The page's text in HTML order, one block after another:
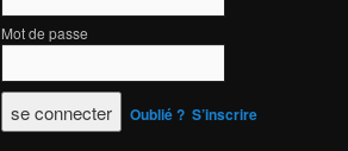
Mot de passe
Oublié ? S’inscrire